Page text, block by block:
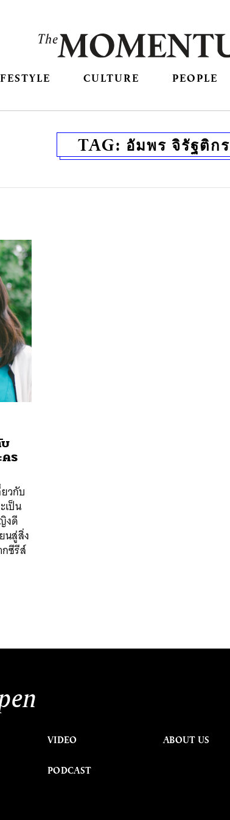
CULTURE PEOPLE
TAG: อัมพร จิรัฐติกร
ร
วกับ
เป็น
งดี
นสู่สิ่ง
ซีรีส์
VIDEO
PODCAST
ABOUT US